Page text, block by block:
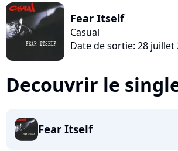
Fear Itself
Casual
Date de sortie: 28 juillet
Decouvrir le
Fear Itself